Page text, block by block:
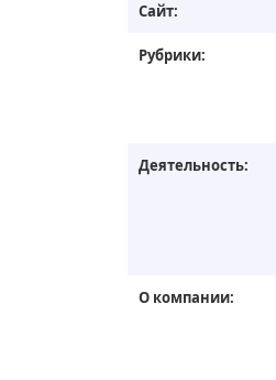
Сайт:
Рубрики:
Деятельность:
О компании: